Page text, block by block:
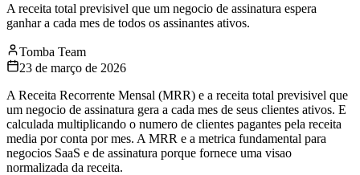
A receita total previsivel que um negocio de assinatura espera
ganhar a cada mes de todos os assinantes ativos.
Tomba Team
23 de março de 2026
A Receita Recorrente Mensal (MRR) e a receita total previsivel que
um negocio de assinatura gera a cada mes de seus clientes ativos. E
calculada multiplicando o numero de clientes pagantes pela receita
media por conta por mes. A MRR e a metrica fundamental para
negocios SaaS e de assinatura porque fornece uma visao
normalizada da receita.